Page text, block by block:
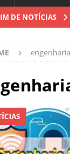
DE NOTÍCIAS